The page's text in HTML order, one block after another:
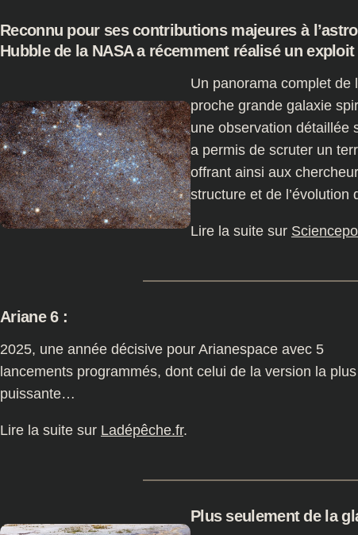
Reconnu pour ses contributions majeures à
Hubble de la NASA a récemment réalisé un
Un panorama complet de
proche grande galaxie
une observation détaillée
a permis de scruter un
offrant ainsi aux
structure et de
Lire la suite sur
Ariane 6 :
2025, une année décisive pour Arianespace avec 5
lancements programmés, dont celui de la version la plus
puissante…
Lire la suite sur Ladépêche.fr.
Plus seulement de la